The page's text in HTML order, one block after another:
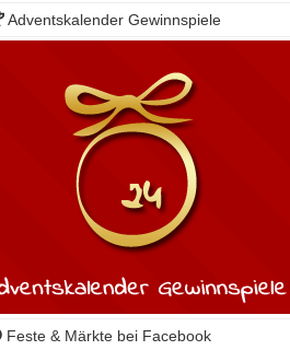
Adventskalender Gewinnspiele
Feste & Märkte bei Facebook